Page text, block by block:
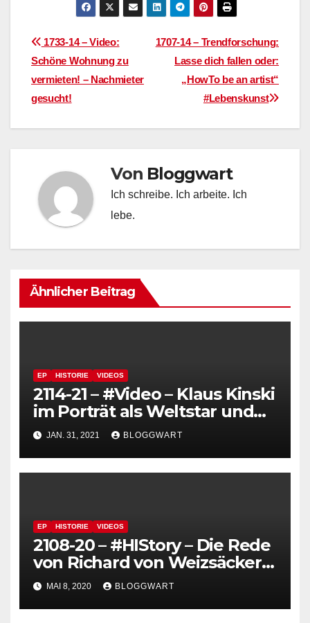
Beitragsnavigation
1707-14 – Trendforschung:
Lasse dich fallen oder:
„HowTo be an artist“
#Lebenskunst
1733-14 – Video:
Schöne Wohnung zu
vermieten! – Nachmieter
gesucht!
Von Bloggwart
Ich schreibe. Ich arbeite. Ich
lebe.
Ähnlicher Beitrag
EP HISTORIE VIDEOS
2114-21 – #Video – Klaus Kinski
im Porträt als Weltstar und
Tyrann, der polarisiert
JAN. 31, 2021 BLOGGWART
EP HISTORIE VIDEOS
2108-20 – #HIStory – Die Rede
von Richard von Weizsäcker
zum 08. Mai 1945
MAI 8, 2020 BLOGGWART